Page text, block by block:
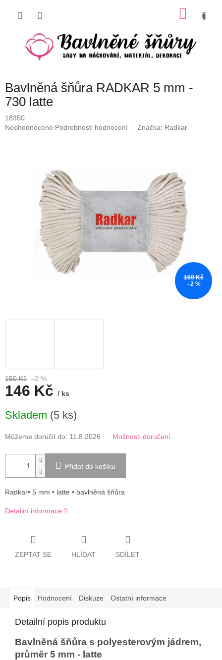
Bavlněná šňůra RADKAR 5 mm -
730 latte
18350
Průměrné
Neohodnoceno Podrobnosti hodnocení Značka: Radkar
150 Kč
–2 %
150 Kč –2 %
146 Kč / ks
cena:
Skladem (5 ks)
Můžeme doručit do: 11.8.2026 Možnosti doručení
Přidat do košíku
Radkar• 5 mm • latte • bavlněná šňůra
Detailní informace
ZEPTAT SE HLÍDAT SDÍLET
Popis Hodnocení Diskuze Ostatní informace
Detailní popis produktu
Bavlněná šňůra s polyesterovým jádrem,
průměr 5 mm - latte